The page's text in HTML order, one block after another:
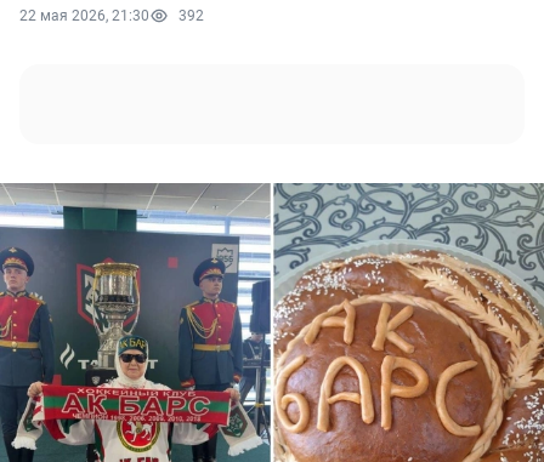
22 мая 2026, 21:30 392